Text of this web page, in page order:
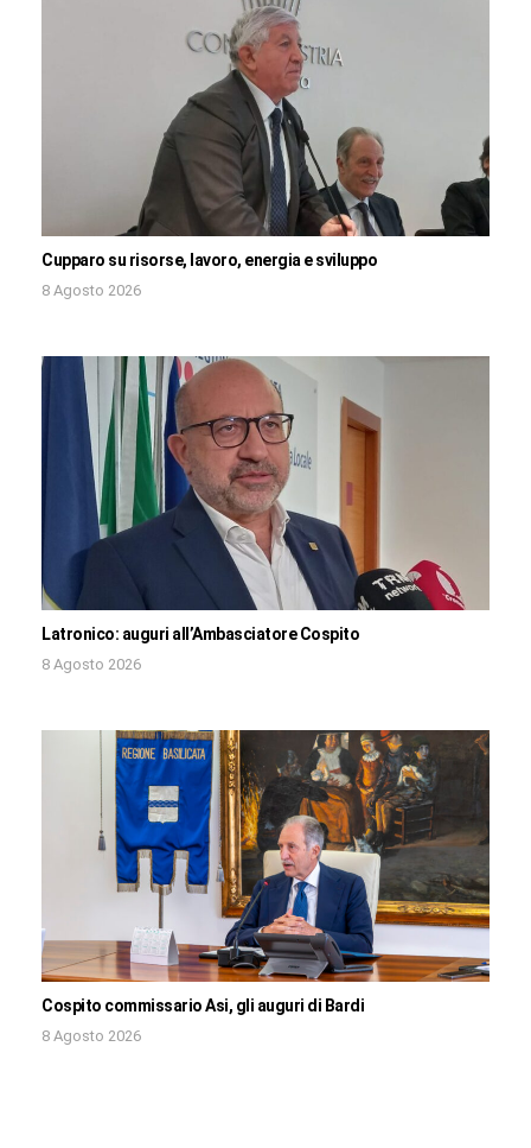
Cupparo su risorse, lavoro, energia e sviluppo
8 Agosto 2026
Latronico: auguri all’Ambasciatore Cospito
8 Agosto 2026
Cospito commissario Asi, gli auguri di Bardi
8 Agosto 2026